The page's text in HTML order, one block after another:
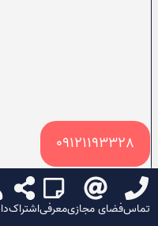
تماسفضای مجازیمعرفیاشتراک
09121193328